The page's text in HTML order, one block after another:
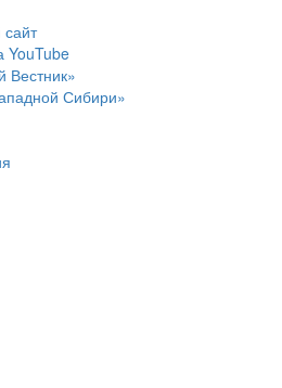
YouTube
Вестник»
Сибири»